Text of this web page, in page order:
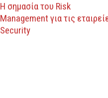
Η σημασία του Risk
Management για τις
Security